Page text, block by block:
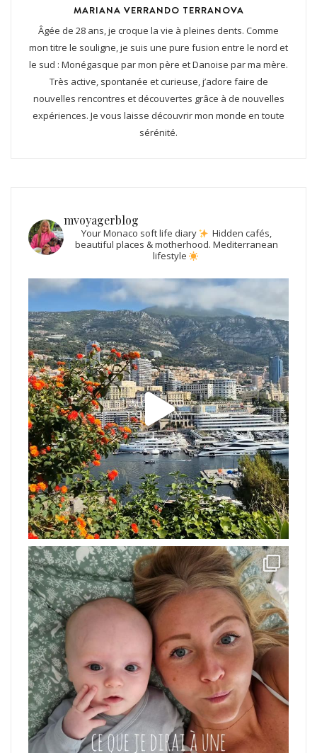
MARIANA VERRANDO TERRANOVA
Âgée de 28 ans, je croque la vie à pleines dents. Comme
mon titre le souligne, je suis une pure fusion entre le nord et
le sud : Monégasque par mon père et Danoise par ma mère.
Très active, spontanée et curieuse, j’adore faire de
nouvelles rencontres et découvertes grâce à de nouvelles
expériences. Je vous laisse découvrir mon monde en toute
sérénité.
mvoyagerblog
Your Monaco soft life diary
Hidden cafés,
beautiful places & motherhood. Mediterranean
lifestyle